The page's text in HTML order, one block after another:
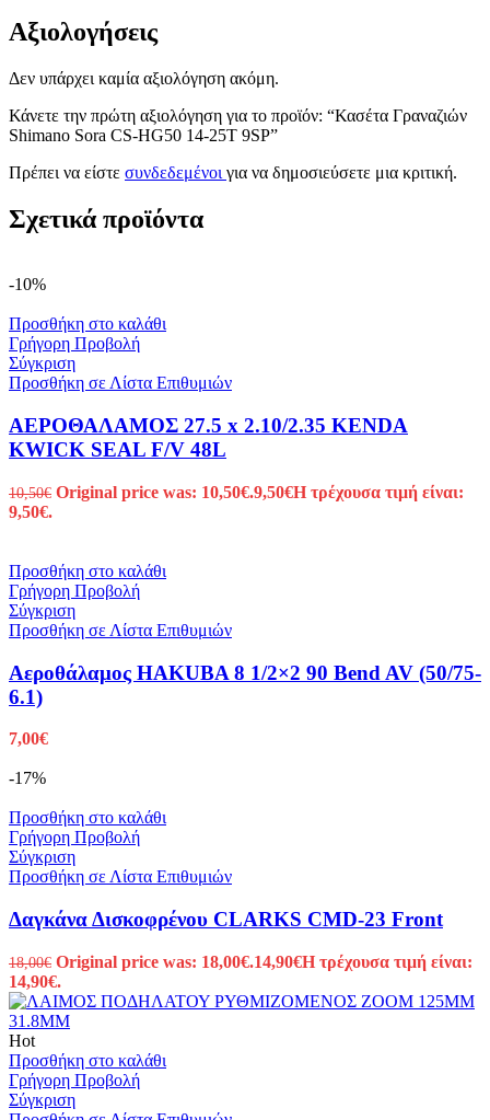
Αξιολογήσεις
Δεν υπάρχει καμία αξιολόγηση ακόμη.
Κάνετε την πρώτη αξιολόγηση για το προϊόν: “Κασέτα Γραναζιών
Shimano Sora CS-HG50 14-25T 9SP”
Πρέπει να είστε συνδεδεμένοι για να δημοσιεύσετε μια κριτική.
Σχετικά προϊόντα
-10%
Προσθήκη στο καλάθι
Γρήγορη Προβολή
Σύγκριση
Προσθήκη σε Λίστα Επιθυμιών
ΑΕΡΟΘΑΛΑΜΟΣ 27.5 x 2.10/2.35 KENDA
KWICK SEAL F/V 48L
10,50€ Original price was: 10,50€.9,50€Η τρέχουσα τιμή είναι:
9,50€.
Προσθήκη στο καλάθι
Γρήγορη Προβολή
Σύγκριση
Προσθήκη σε Λίστα Επιθυμιών
Αεροθάλαμος HAKUBA 8 1/2×2 90 Bend AV (50/75-
6.1)
7,00€
-17%
Προσθήκη στο καλάθι
Γρήγορη Προβολή
Σύγκριση
Προσθήκη σε Λίστα Επιθυμιών
Δαγκάνα Δισκοφρένου CLARKS CMD-23 Front
18,00€ Original price was: 18,00€.14,90€Η τρέχουσα τιμή είναι:
14,90€.
Hot
Προσθήκη στο καλάθι
Γρήγορη Προβολή
Σύγκριση